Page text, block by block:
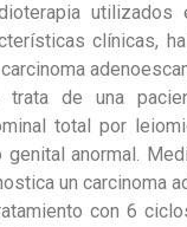
clínicas,
trata de una
total por
genital anormal.
un carcinoma
con 6